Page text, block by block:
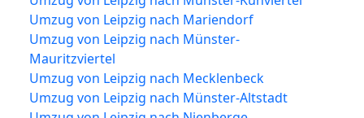
Umzug von Leipzig nach Mariendorf
Umzug von Leipzig nach Münster-
Mauritzviertel
Umzug von Leipzig nach Mecklenbeck
Umzug von Leipzig nach Münster-Altstadt